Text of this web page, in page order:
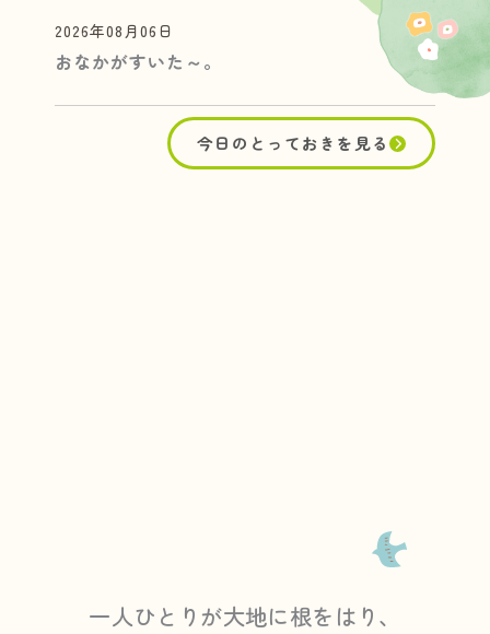
おなかがすいた～。
2026年08月06日
今日のとっておきを見る
一人ひとりが大地に根をはり、